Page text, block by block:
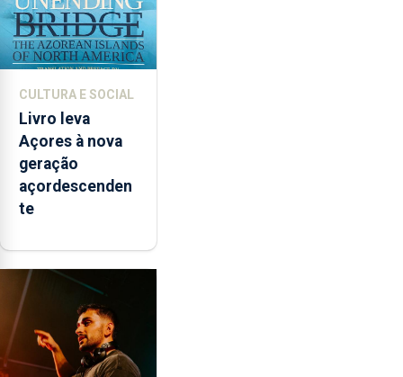
CULTURA E SOCIAL
Livro leva
Açores à nova
geração
açordescenden
te